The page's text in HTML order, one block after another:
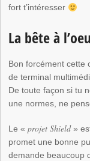
fort t’intéresser
La bête à
Bon forcément cette
de terminal
De toute façon si tu
une normes, ne
Le «projet Shield»
promet une bonne
demande beaucoup